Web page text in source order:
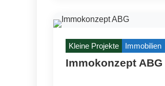
Kleine Projekte Immobilien
Immokonzept ABG